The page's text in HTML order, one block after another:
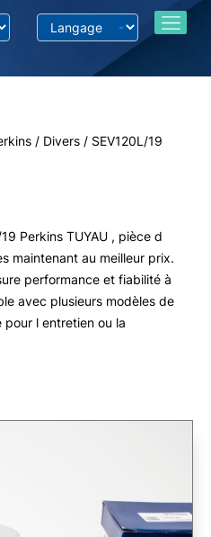
/ Divers / SEV120L/19
Perkins TUYAU , pièce d
maintenant au meilleur prix.
performance et fiabilité à
avec plusieurs modèles de
pour l entretien ou la